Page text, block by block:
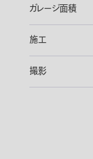
ガレージ面積
施工
撮影